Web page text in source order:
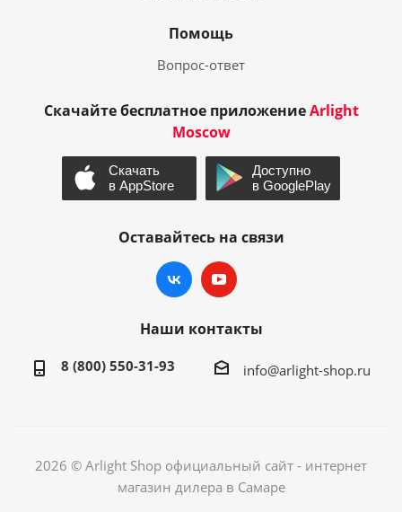
Помощь
Вопрос-ответ
Скачайте бесплатное приложениеArlight
Moscow
Оставайтесь на связи
Наши контакты
8 (800) 550-31-93 info@arlight-shop.ru
2026 © Arlight Shop официальный сайт - интернет
магазин дилера в Самаре